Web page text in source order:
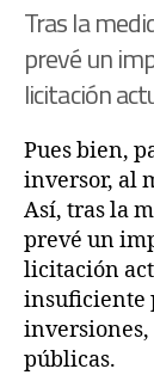
Tras la
prevé un
licitación
Pues bien,
inversor, al
Así, tras la
prevé un
licitación
insuficiente
públicas.